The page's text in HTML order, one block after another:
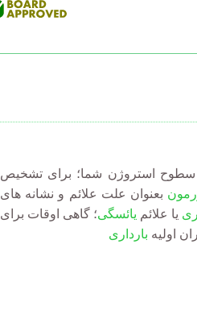
سطوح استروژن شما؛ برای تشخیص
بعنوان علت علائم و نشانه های
یا علائم یائسگی؛ گاهی اوقات برای
اولیه بارداری